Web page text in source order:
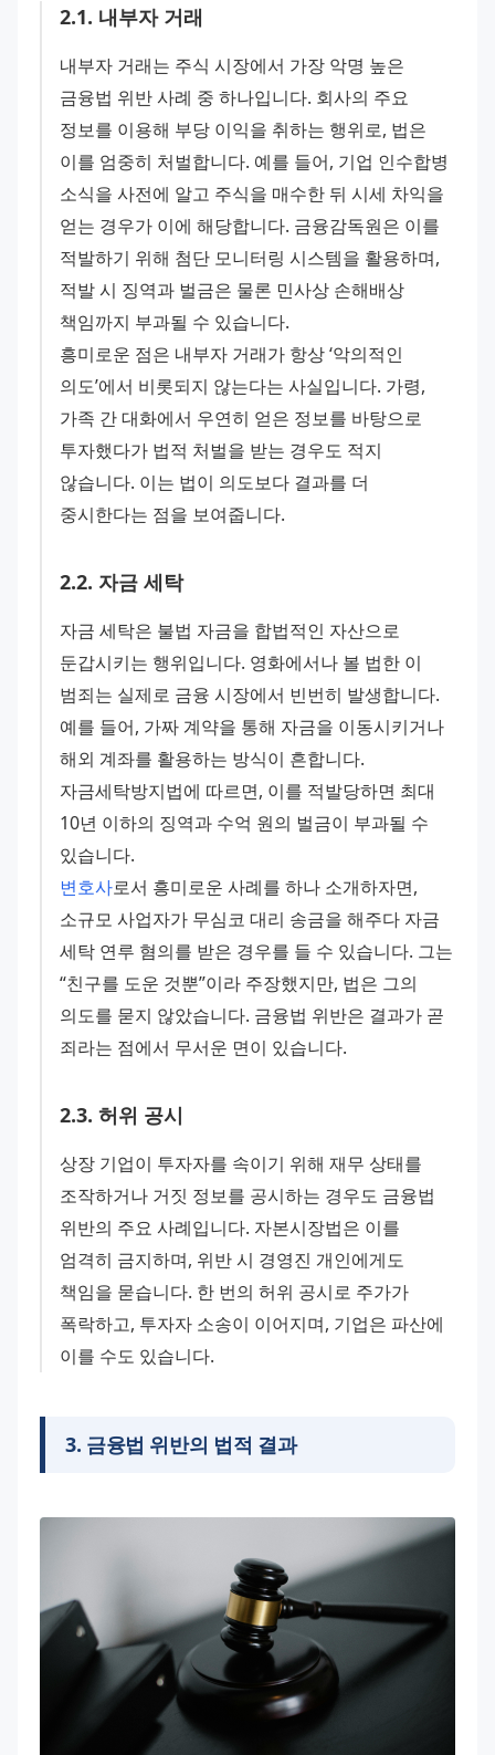
2.1. 내부자 거래
내부자 거래는 주식 시장에서 가장 악명 높은
금융법 위반 사례 중 하나입니다. 회사의 주요
정보를 이용해 부당 이익을 취하는 행위로, 법은
이를 엄중히 처벌합니다. 예를 들어, 기업 인수합병
소식을 사전에 알고 주식을 매수한 뒤 시세 차익을
얻는 경우가 이에 해당합니다. 금융감독원은 이를
적발하기 위해 첨단 모니터링 시스템을 활용하며,
적발 시 징역과 벌금은 물론 민사상 손해배상
책임까지 부과될 수 있습니다.
흥미로운 점은 내부자 거래가 항상 ‘악의적인
의도’에서 비롯되지 않는다는 사실입니다. 가령,
가족 간 대화에서 우연히 얻은 정보를 바탕으로
투자했다가 법적 처벌을 받는 경우도 적지
않습니다. 이는 법이 의도보다 결과를 더
중시한다는 점을 보여줍니다.
2.2. 자금 세탁
자금 세탁은 불법 자금을 합법적인 자산으로
둔갑시키는 행위입니다. 영화에서나 볼 법한 이
범죄는 실제로 금융 시장에서 빈번히 발생합니다.
예를 들어, 가짜 계약을 통해 자금을 이동시키거나
해외 계좌를 활용하는 방식이 흔합니다.
자금세탁방지법에 따르면, 이를 적발당하면 최대
10년 이하의 징역과 수억 원의 벌금이 부과될 수
있습니다.
변호사로서 흥미로운 사례를 하나 소개하자면,
소규모 사업자가 무심코 대리 송금을 해주다 자금
세탁 연루 혐의를 받은 경우를 들 수 있습니다. 그는
“친구를 도운 것뿐”이라 주장했지만, 법은 그의
의도를 묻지 않았습니다. 금융법 위반은 결과가 곧
죄라는 점에서 무서운 면이 있습니다.
2.3. 허위 공시
상장 기업이 투자자를 속이기 위해 재무 상태를
조작하거나 거짓 정보를 공시하는 경우도 금융법
위반의 주요 사례입니다. 자본시장법은 이를
엄격히 금지하며, 위반 시 경영진 개인에게도
책임을 묻습니다. 한 번의 허위 공시로 주가가
폭락하고, 투자자 소송이 이어지며, 기업은 파산에
이를 수도 있습니다.
3. 금융법 위반의 법적 결과